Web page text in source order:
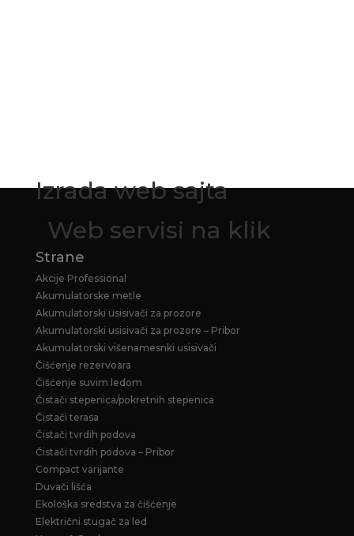
Izrada web sajta
Web servisi na klik
Strane
Akcije Professional
Akumulatorske metle
Akumulatorski usisivači za prozore
Akumulatorski usisivači za prozore – Pribor
Akumulatorski višenamesnki usisivači
Čišćenje rezervoara
Čišćenje suvim ledom
Čistači stepenica/pokretnih stepenica
Čistači terasa
Čistači tvrdih podova
Čistači tvrdih podova – Pribor
Compact varijante
Duvači lišća
Ekološka sredstva za čišćenje
Električni stugač za led